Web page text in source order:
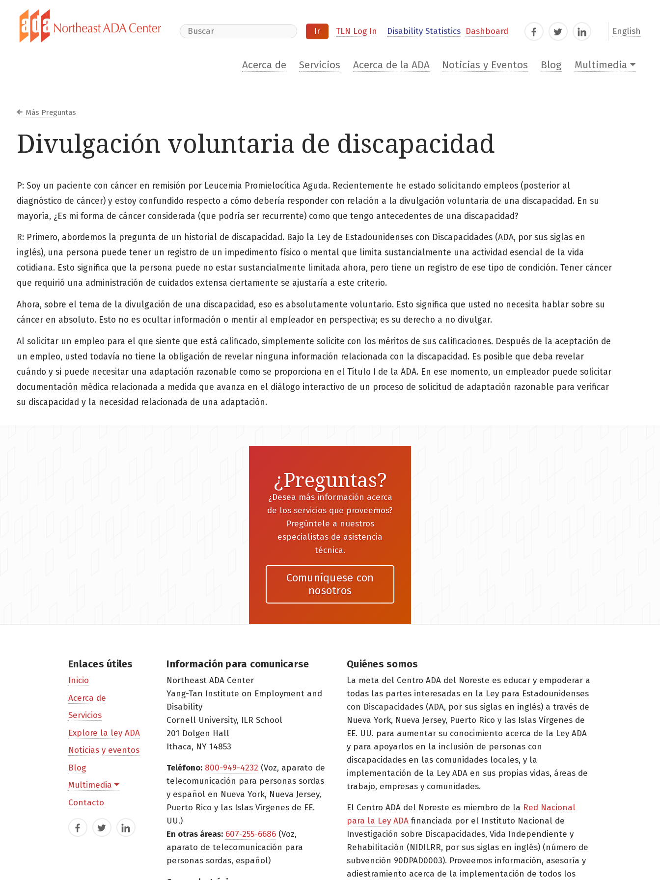
Search Website TLN Log In Disability Statistics Dashboard FacebookTwitterLinkedIn English
Acerca de Servicios Acerca de la ADA Noticias y Eventos Blog Multimedia
Más Preguntas
Divulgación voluntaria de discapacidad
P: Soy un paciente con cáncer en remisión por Leucemia Promielocítica Aguda. Recientemente he estado solicitando empleos (posterior al
diagnóstico de cáncer) y estoy confundido respecto a cómo debería responder con relación a la divulgación voluntaria de una discapacidad. En su
mayoría, ¿Es mi forma de cáncer considerada (que podría ser recurrente) como que tengo antecedentes de una discapacidad?
R: Primero, abordemos la pregunta de un historial de discapacidad. Bajo la Ley de Estadounidenses con Discapacidades (ADA, por sus siglas en
inglés), una persona puede tener un registro de un impedimento físico o mental que limita sustancialmente una actividad esencial de la vida
cotidiana. Esto significa que la persona puede no estar sustancialmente limitada ahora, pero tiene un registro de ese tipo de condición. Tener cáncer
que requirió una administración de cuidados extensa ciertamente se ajustaría a este criterio.
Ahora, sobre el tema de la divulgación de una discapacidad, eso es absolutamente voluntario. Esto significa que usted no necesita hablar sobre su
cáncer en absoluto. Esto no es ocultar información o mentir al empleador en perspectiva; es su derecho a no divulgar.
Al solicitar un empleo para el que siente que está calificado, simplemente solicite con los méritos de sus calificaciones. Después de la aceptación de
un empleo, usted todavía no tiene la obligación de revelar ninguna información relacionada con la discapacidad. Es posible que deba revelar
cuándo y si puede necesitar una adaptación razonable como se proporciona en el Título I de la ADA. En ese momento, un empleador puede solicitar
documentación médica relacionada a medida que avanza en el diálogo interactivo de un proceso de solicitud de adaptación razonable para verificar
su discapacidad y la necesidad relacionada de una adaptación.
¿Preguntas?
¿Desea más información acerca
de los servicios que proveemos?
Pregúntele a nuestros
especialistas de asistencia
técnica.
Comuníquese con
nosotros
Enlaces útiles
Inicio
Acerca de
Servicios
Explore la ley ADA
Noticias y eventos
Blog
Multimedia
Contacto
FacebookTwitterLinkedIn
Información para comunicarse
Northeast ADA Center
Yang-Tan Institute on Employment and
Disability
Cornell University, ILR School
201 Dolgen Hall
Ithaca, NY 14853
Teléfono: 800-949-4232 (Voz, aparato de
telecomunicación para personas sordas
y español en Nueva York, Nueva Jersey,
Puerto Rico y las Islas Vírgenes de EE.
UU.)
En otras áreas: 607-255-6686 (Voz,
aparato de telecomunicación para
personas sordas, español)
Quiénes somos
La meta del Centro ADA del Noreste es educar y empoderar a
todas las partes interesadas en la Ley para Estadounidenses
con Discapacidades (ADA, por sus siglas en inglés) a través de
Nueva York, Nueva Jersey, Puerto Rico y las Islas Vírgenes de
EE. UU. para aumentar su conocimiento acerca de la Ley ADA
y para apoyarlos en la inclusión de personas con
discapacidades en las comunidades locales, y la
implementación de la Ley ADA en sus propias vidas, áreas de
trabajo, empresas y comunidades.
El Centro ADA del Noreste es miembro de la Red Nacional
para la Ley ADA financiada por el Instituto Nacional de
Investigación sobre Discapacidades, Vida Independiente y
Rehabilitación (NIDILRR, por sus siglas en inglés) (número de
subvención 90DPAD0003). Proveemos información, asesoría y
adiestramiento acerca de la implementación de todos los